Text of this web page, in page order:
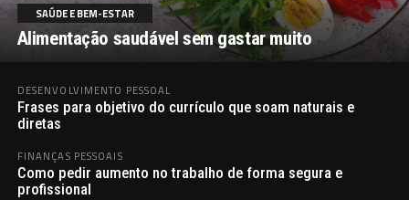
SAÚDE E BEM-ESTAR
Alimentação saudável sem gastar muito
DESENVOLVIMENTO PESSOAL
Frases para objetivo do currículo que soam naturais e
diretas
FINANÇAS PESSOAIS
Como pedir aumento no trabalho de forma segura e
profissional